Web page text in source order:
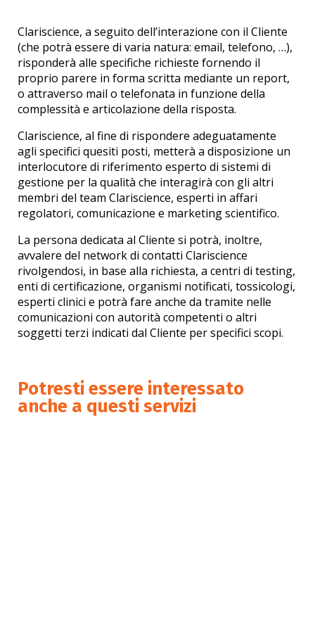
Clariscience, a seguito dell’interazione con il Cliente
(che potrà essere di varia natura: email, telefono, …),
risponderà alle specifiche richieste fornendo il
proprio parere in forma scritta mediante un report,
o attraverso mail o telefonata in funzione della
complessità e articolazione della risposta.
Clariscience, al fine di rispondere adeguatamente
agli specifici quesiti posti, metterà a disposizione un
interlocutore di riferimento esperto di sistemi di
gestione per la qualità che interagirà con gli altri
membri del team Clariscience, esperti in affari
regolatori, comunicazione e marketing scientifico.
La persona dedicata al Cliente si potrà, inoltre,
avvalere del network di contatti Clariscience
rivolgendosi, in base alla richiesta, a centri di testing,
enti di certificazione, organismi notificati, tossicologi,
esperti clinici e potrà fare anche da tramite nelle
comunicazioni con autorità competenti o altri
soggetti terzi indicati dal Cliente per specifici scopi.
Potresti essere interessato
anche a questi servizi